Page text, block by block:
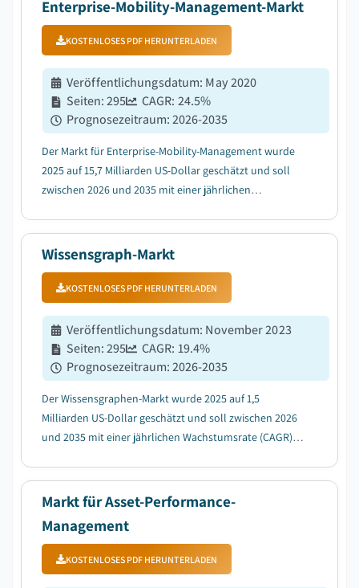
Enterprise-Mobility-Management-Markt
KOSTENLOSES PDF HERUNTERLADEN
Veröffentlichungsdatum: May 2020
Seiten:295 CAGR: 24.5%
Prognosezeitraum:2026-2035
Der Markt für Enterprise-Mobility-Management wurde
2025 auf 15,7 Milliarden US-Dollar geschätzt und soll
zwischen 2026 und 2035 mit einer jährlichen
Datenschutzvorschriften....
Wissensgraph-Markt
KOSTENLOSES PDF HERUNTERLADEN
Veröffentlichungsdatum: November 2023
Seiten:295 CAGR: 19.4%
Prognosezeitraum:2026-2035
Der Wissensgraphen-Markt wurde 2025 auf 1,5
Milliarden US-Dollar geschätzt und soll zwischen 2026
und 2035 mit einer jährlichen Wachstumsrate (CAGR)
Markt für Asset-Performance-
Management
KOSTENLOSES PDF HERUNTERLADEN